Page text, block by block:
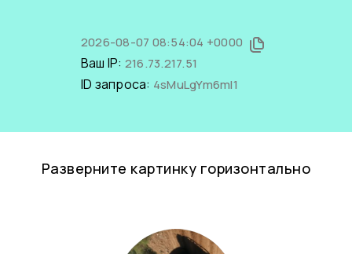
2026-08-07 08:54:04 +0000
Ваш IP: 216.73.217.51
ID запроса: 4sMuLgYm6mI1
Разверните картинку горизонтально